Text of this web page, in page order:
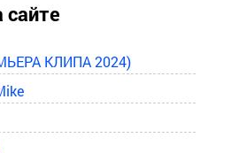
сайте
КЛИПА 2024)